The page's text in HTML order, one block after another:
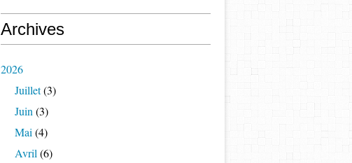
Archives
2026
Juillet(3)
Juin (3)
Mai (4)
Avril (6)